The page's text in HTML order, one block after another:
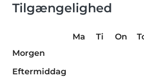
Tilgængelighed
Ma Ti On
Morgen
Eftermiddag